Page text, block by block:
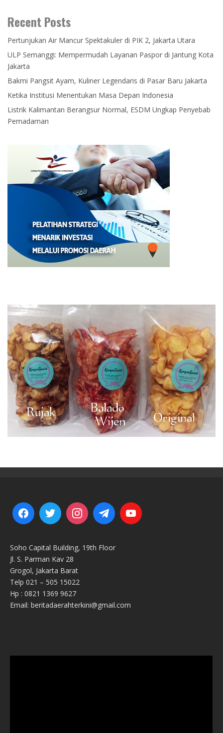
Recent Posts
Pertunjukan Air Mancur Spektakuler di PIK 2, Jakarta Utara
ULP Semanggi: Mempermudah Layanan Paspor di Jantung Kota
Jakarta
Bakmi Pangsit Ayam, Kuliner Legendaris di Pasar Baru Jakarta
Ketika Institusi Menentukan Masa Depan Indonesia
Listrik Kalimantan Berangsur Normal, ESDM Ungkap Penyebab
Pemadaman
Soho Capital Building, 19th Floor
Jl. S. Parman Kav 28
Grogol, Jakarta Barat
Telp 021 – 505 15022
Hp : 0821 1369 9627
Email: beritadaerahterkini@gmail.com